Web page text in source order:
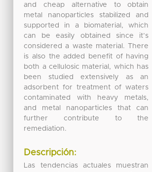
and cheap alternative to obtain
metal nanoparticles stabilized and
supported in a biomaterial, which
can be easily obtained since it’s
considered a waste material. There
is also the added benefit of having
both a cellulosic material, which has
been studied extensively as an
adsorbent for treatment of waters
contaminated with heavy metals,
and metal nanoparticles that can
further contribute to the
remediation.
Descripción:
Las tendencias actuales muestran